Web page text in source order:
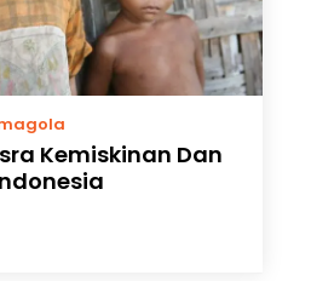
Kemiskinan Dan